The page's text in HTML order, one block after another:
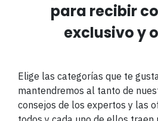
para recibir
exclusivo y
Elige las categorías que te
mantendremos al tanto de
consejos de los expertos y las